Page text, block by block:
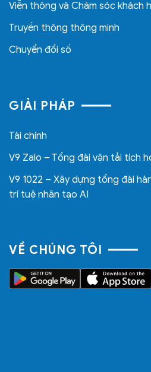
Viễn thông và Chăm sóc khách
Truyền thông thông minh
Chuyển đổi số
GIẢI PHÁP
Tài chính
V9 Zalo – Tổng đài vận tải tích
V9 1022 – Xây dựng tổng đài
trí tuệ nhân tạo AI
VỀ CHÚNG TÔI